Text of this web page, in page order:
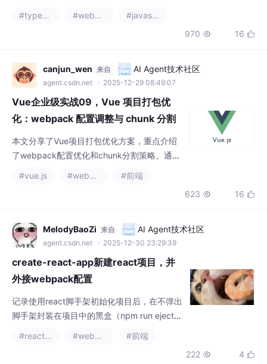
970  16 
canjun_wen 来自 AI Agent技术社区
agent.csdn.net · 2025-12-29 08:49:07
Vue企业级实战09，Vue 项目打包优
化：webpack 配置调整与 chunk 分割
本文分享了Vue项目打包优化方案，重点介绍
了webpack配置优化和chunk分割策略。通过
优化，以及按路由/组件分割代码块，可显著减
时间缩短75.8%。该方案适用于Vue2/Vue3项
目，能有效提升项目加载性能和用户体验。
#vue.js
#前端
623  16 
MelodyBaoZi 来自 AI Agent技术社区
agent.csdn.net · 2025-12-30 23:29:39
create-react-app新建react项目，并
外接webpack配置
记录使用react脚手架初始化项目后，在不弹出
脚手架封装在项目中的黑盒（npm run eject）
的打包和启动。
#前端
222  4 